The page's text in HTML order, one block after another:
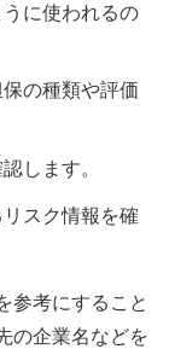
に使われるの
の種類や評価
します。
スク情報を確
参考にすること
の企業名などを